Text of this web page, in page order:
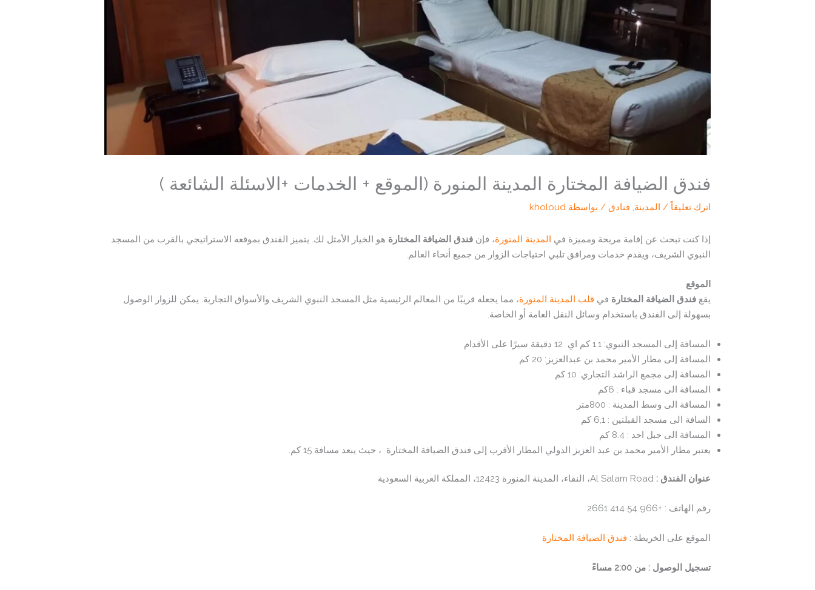
فندق الضيافة المختارة المدينة المنورة (الموقع + الخدمات +الاسئلة الشائعة )
اترك تعليقاً / المدينة, فنادق / بواسطة kholoud
إذا كنت تبحث عن إقامة مريحة ومميزة في المدينة المنورة، فإنفندق الضيافة المختارة هو الخيار الأمثل لك. يتميز الفندق بموقعه الاستراتيجي بالقرب من المسجد
النبوي الشريف، ويقدم خدمات ومرافق تلبي احتياجات الزوار من جميع أنحاء العالم.
الموقع
يقعفندق الضيافة المختارة في قلب المدينة المنورة، مما يجعله قريبًا من المعالم الرئيسية مثل المسجد النبوي الشريف والأسواق التجارية. يمكن للزوار الوصول
بسهولة إلى الفندق باستخدام وسائل النقل العامة أو الخاصة.
المسافة إلى المسجد النبوي: 1.1 كم اي 12 دقيقة سيرًا على الأقدام
المسافة إلى مطار الأمير محمد بن عبدالعزيز: 20 كم
المسافة إلى مجمع الراشد التجاري: 10 كم
المسافة الى مسجد قباء : 6كم
المسافة الى وسط المدينة : 800متر
السافة الى مسجد القبلتين : 6,1 كم
المسافة الى جبل احد : 8.4 كم
يعتبر مطار الأمير محمد بن عبد العزيز الدولي المطار الأقرب إلى فندق الضيافة المختارة ، حيث يبعد مسافة 15 كم.
عنوان الفندق : Al Salam Road، النقاء، المدينة المنورة 12423، المملكة العربية السعودية
رقم الهاتف : +966 54 414 2661
الموقع على الخريطة : فندق الضيافة المختارة
تسجيل الوصول : من 2:00 مساءً